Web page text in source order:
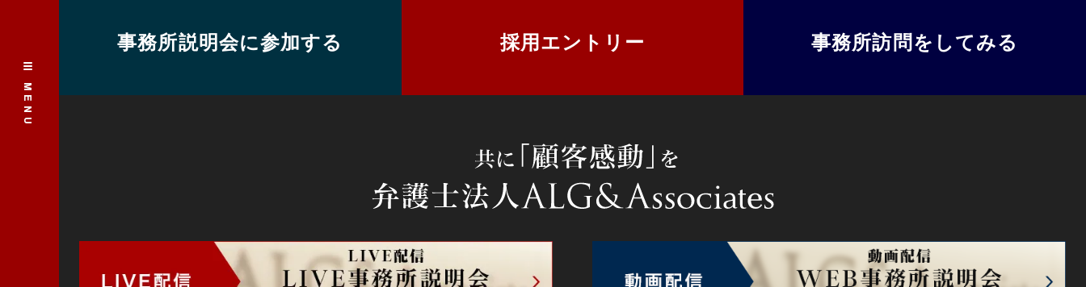
事務所説明会に参加する 採用エントリー 事務所訪問をしてみる